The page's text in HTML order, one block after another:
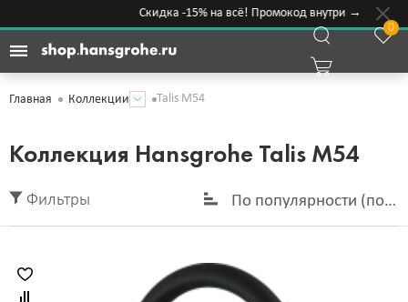
Скидка -15% на всё! Промокод внутри →
0
Главная Коллекции Talis M54
Коллекция Hansgrohe Talis M54
Фильтры По популярности (по